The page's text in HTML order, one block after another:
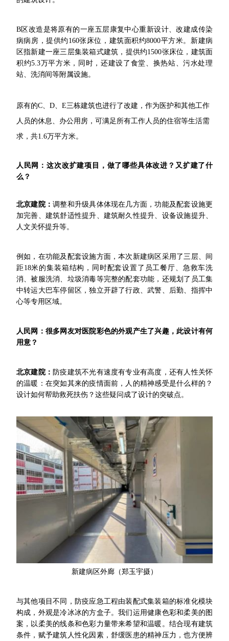
B区改造是将原有的一座五层康复中心重新设计、改建成传染
病病房，提供约160张床位，建筑面积约8000平方米。新建病
区指新建一座三层集装箱式建筑，提供约1500张床位，建筑面
积约5.3万平方米，同时，还建设了食堂、换热站、污水处理
站、洗消间等附属设施。
原有的C、D、E三栋建筑也进行了改建，作为医护和其他工作
人员的休息、办公用房，可满足所有工作人员的住宿等生活需
求，共1.6万平方米。
人民网：这次改扩建项目，做了哪些具体改进？又扩建了什
么？
北京建院：调整和升级具体体现在几方面，功能及配套设施更
加完善、建筑舒适性提升、建筑耐久性提升、设备设施提升、
人文关怀提升等。
例如，在功能及配套设施方面，本次新建病区采用了三层、间
距18米的集装箱结构，同时配套设置了员工餐厅、急救车洗
消、被服洗消、垃圾消毒等完整的配套功能，还规划了员工集
中转运大巴车停留区，独立开辟了行政、武警、后勤、指挥中
心等专用区域。
人民网：很多网友对医院彩色的外观产生了兴趣，此设计有何
用意？
北京建院：防疫建筑不光有速度有专业有高度，还有人性关怀
的温暖：在突如其来的疫情面前，人的精神感受是什么样的？
设计如何帮助救死扶伤？这些疑问成了设计的突破点。
新建病区外廊（郑玉宇摄）
与其他项目不同，防疫应急工程由装配式集装箱的标准化模块
构成，外观是冷冰冰的方盒子。我们运用健康色彩和柔美的图
案，以柔美的线条和色彩力量带来希望和温暖。结合现有建筑
条件，赋予建筑人性化因素，舒缓医患的精神压力，也方便辨